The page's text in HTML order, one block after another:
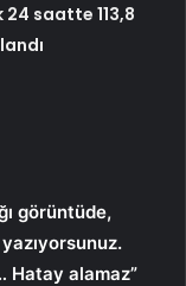
24 saatte 113,8
görüntüde,
Hatay alamaz”